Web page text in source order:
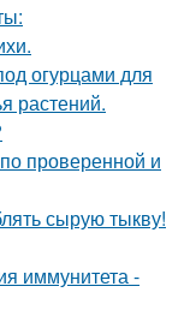
огурцами для
растений.
проверенной и
сырую тыкву!
иммунитета -